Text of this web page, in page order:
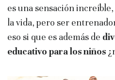
es una sensación
la vida, pero ser
eso si que es además de
educativo para los niños